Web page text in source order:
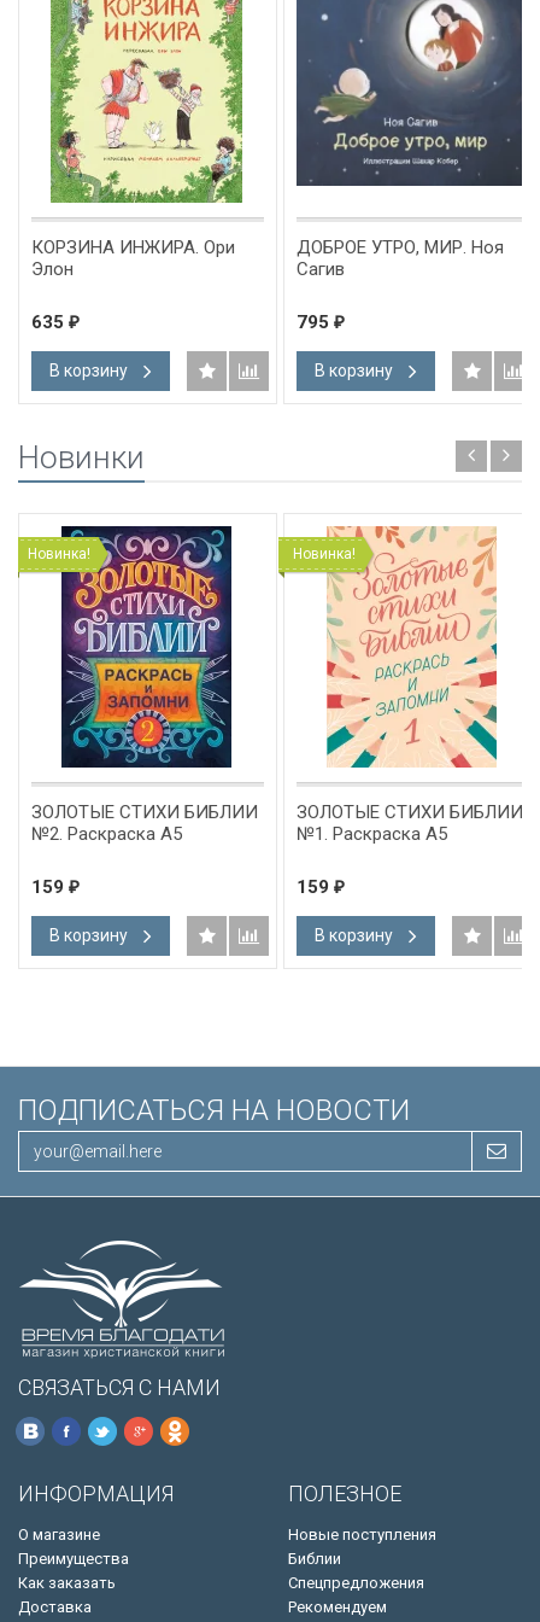
КОРЗИНА ИНЖИРА. Ори
Элон
635 ₽
В корзину
ДОБРОЕ УТРО, МИР. Ноя
Сагив
795 ₽
В корзину
Новинки
Новинка!
ЗОЛОТЫЕ СТИХИ БИБЛИИ
№2. Раскраска А5
159 ₽
В корзину
Новинка!
ЗОЛОТЫЕ СТИХИ БИБЛИИ
№1. Раскраска А5
159 ₽
В корзину
ПОДПИСАТЬСЯ НА НОВОСТИ
СВЯЗАТЬСЯ С НАМИ
ИНФОРМАЦИЯ
О магазине
Преимущества
Как заказать
Доставка
ПОЛЕЗНОЕ
Новые поступления
Библии
Спецпредложения
Рекомендуем